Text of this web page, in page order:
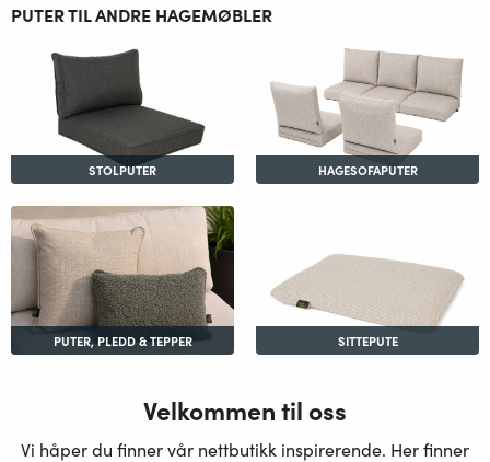
PUTER TIL ANDRE HAGEMØBLER
STOLPUTER HAGESOFAPUTER
PUTER, PLEDD & TEPPER SITTEPUTE
Velkommen til oss
Vi håper du finner vår nettbutikk inspirerende. Her finner